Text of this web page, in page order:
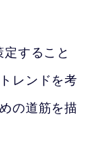
すること
レンドを考
の道筋を描